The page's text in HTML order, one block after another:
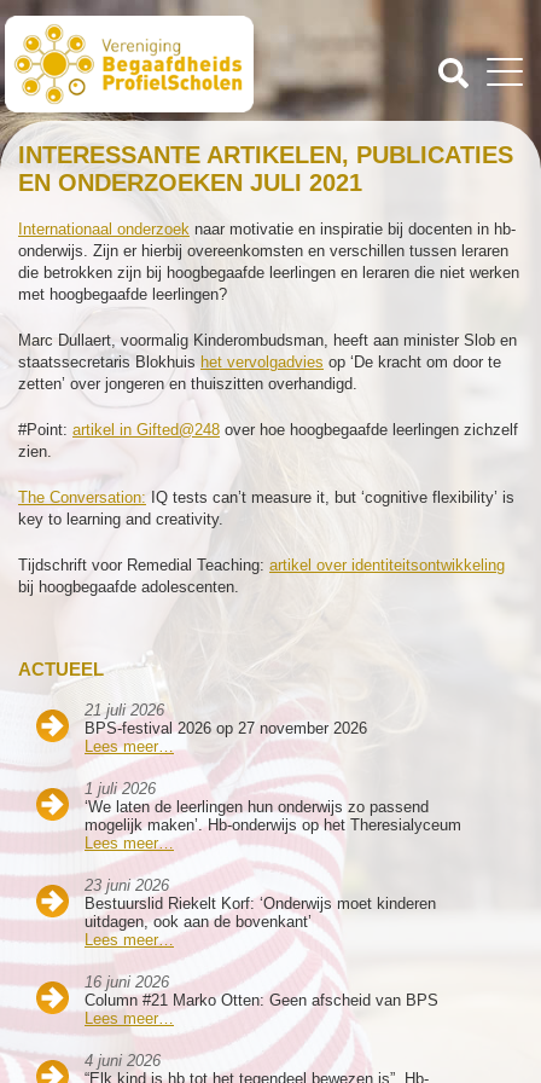
ACTUEEL
21 juli 2026
BPS-festival 2026 op 27 november 2026
Lees meer…
1 juli 2026
‘We laten de leerlingen hun onderwijs zo passend
mogelijk maken’. Hb-onderwijs op het Theresialyceum
Lees meer…
23 juni 2026
Bestuurslid Riekelt Korf: ‘Onderwijs moet kinderen
uitdagen, ook aan de bovenkant’
Lees meer…
16 juni 2026
Column #21 Marko Otten: Geen afscheid van BPS
Lees meer…
4 juni 2026
“Elk kind is hb tot het tegendeel bewezen is”. Hb-
INTERESSANTE ARTIKELEN, PUBLICATIES
EN ONDERZOEKEN JULI 2021
Internationaal onderzoek naar motivatie en inspiratie bij docenten in hb-
onderwijs. Zijn er hierbij overeenkomsten en verschillen tussen leraren
die betrokken zijn bij hoogbegaafde leerlingen en leraren die niet werken
met hoogbegaafde leerlingen?
Marc Dullaert, voormalig Kinderombudsman, heeft aan minister Slob en
staatssecretaris Blokhuis het vervolgadvies op ‘De kracht om door te
zetten’ over jongeren en thuiszitten overhandigd.
#Point: artikel in Gifted@248 over hoe hoogbegaafde leerlingen zichzelf
zien.
The Conversation: IQ tests can’t measure it, but ‘cognitive flexibility’ is
key to learning and creativity.
Tijdschrift voor Remedial Teaching: artikel over identiteitsontwikkeling
bij hoogbegaafde adolescenten.